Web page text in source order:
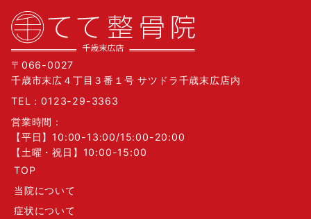
〒066-0027
千歳市末広４丁目３番１号 サツドラ千歳末広店内
TEL：0123-29-3363
営業時間：
【平日】10:00-13:00/15:00-20:00
【土曜・祝日】10:00-15:00
TOP
当院について
症状について